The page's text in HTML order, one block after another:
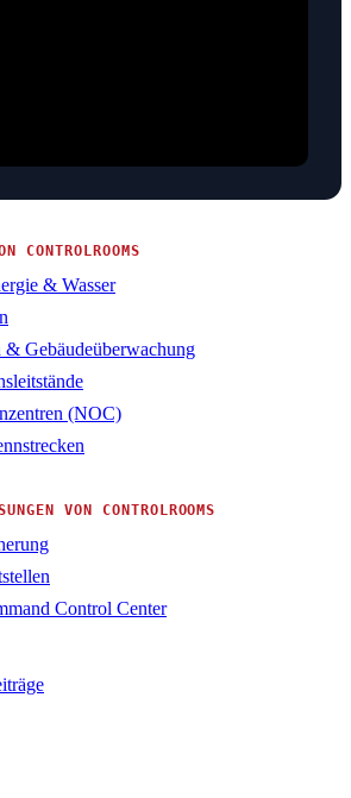
CONTROLROOMS
& Wasser
& Gebäudeüberwachung
(NOC)
VON CONTROLROOMS
Control Center